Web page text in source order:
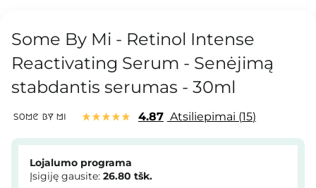
Some By Mi - Retinol Intense
Reactivating Serum - Senėjimą
stabdantis serumas - 30ml
4.87 Atsiliepimai 15
Lojalumo programa
Įsigiję gausite: 26.80 tšk.